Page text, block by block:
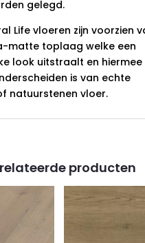
gelegd.
Life vloeren zijn voorzien
matte toplaag welke een
look uitstraalt en hiermee
is van echte
natuurstenen vloer.
producten